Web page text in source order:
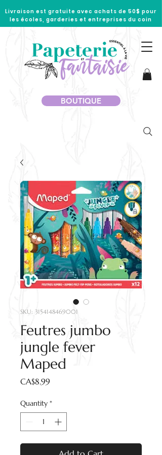
Livraison est gratuite avec achats de 50$ pour
les écoles, garderies et entreprises du coin
BOUTIQUE
SKU: 3154148469001
Feutres jumbo
jungle fever
Maped
CA$8.99Price
Quantity *